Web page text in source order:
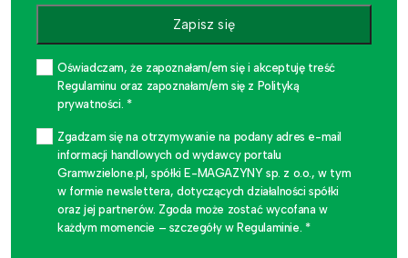
Zapisz się
Oświadczam, że zapoznałam/em się i akceptuję treść
Regulaminu oraz zapoznałam/em się z Polityką
prywatności. *
Zgadzam się na otrzymywanie na podany adres e-mail
informacji handlowych od wydawcy portalu
Gramwzielone.pl, spółki E-MAGAZYNY sp. z o.o., w tym
w formie newslettera, dotyczących działalności spółki
oraz jej partnerów. Zgoda może zostać wycofana w
każdym momencie – szczegóły w Regulaminie. *